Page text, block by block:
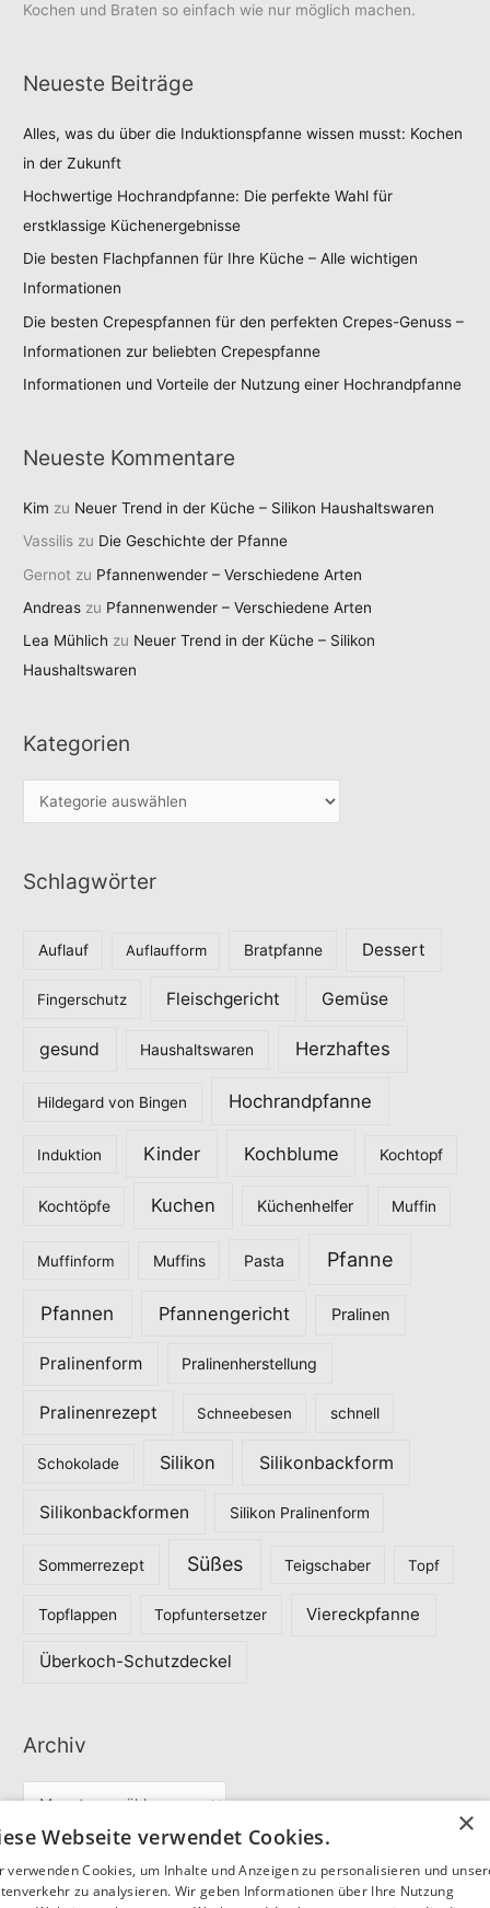
Kochen und Braten so einfach wie nur möglich machen.
Neueste Beiträge
Alles, was du über die Induktionspfanne wissen musst: Kochen
in der Zukunft
Hochwertige Hochrandpfanne: Die perfekte Wahl für
erstklassige Küchenergebnisse
Die besten Flachpfannen für Ihre Küche – Alle wichtigen
Informationen
Die besten Crepespfannen für den perfekten Crepes-Genuss –
Informationen zur beliebten Crepespfanne
Informationen und Vorteile der Nutzung einer Hochrandpfanne
Neueste Kommentare
Kim zu Neuer Trend in der Küche – Silikon Haushaltswaren
Vassilis zu Die Geschichte der Pfanne
Gernot zu Pfannenwender – Verschiedene Arten
Andreas zu Pfannenwender – Verschiedene Arten
Lea Mühlich zu Neuer Trend in der Küche – Silikon
Haushaltswaren
Kategorien
a
e
Schlagwörter
Auflauf Auflaufform Bratpfanne Dessert
Fingerschutz Fleischgericht Gemüse
gesund Haushaltswaren Herzhaftes
Hildegard von Bingen Hochrandpfanne
Induktion Kinder Kochblume Kochtopf
Kochtöpfe Kuchen Küchenhelfer Muffin
Muffinform Muffins Pasta Pfanne
Pfannen Pfannengericht Pralinen
Pralinenform Pralinenherstellung
Pralinenrezept Schneebesen schnell
Schokolade Silikon Silikonbackform
Silikonbackformen Silikon Pralinenform
Sommerrezept Süßes Teigschaber Topf
Topflappen Topfuntersetzer Viereckpfanne
Überkoch-Schutzdeckel
Archiv
Partner
×
Webseite verwendet Cookies.
verwenden Cookies, um Inhalte und Anzeigen zu personalisieren und
zu analysieren. Wir geben Informationen über Ihre Nutzung